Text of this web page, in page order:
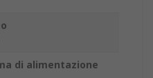
di alimentazione